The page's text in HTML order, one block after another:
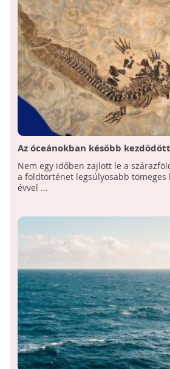
Az óceánokban később
legnagyobb kihalása, mint a
Nem egy időben zajlott le a
a földtörténet legsúlyosabb tömeges
évvel ...